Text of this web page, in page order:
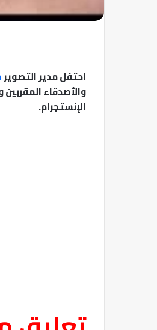
احتفل مدير التصوير
والأصدقاء
الإنستجرام.